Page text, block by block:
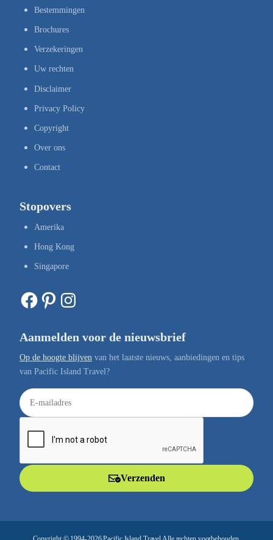
Bestemmingen
Brochures
Verzekeringen
Uw rechten
Disclaimer
Privacy Policy
Copyright
Over ons
Contact
Stopovers
Amerika
Hong Kong
Singapore
Facebook Pinterest Instagram
Aanmelden voor de nieuwsbrief
Op de hoogte blijven van het laatste nieuws, aanbiedingen en tips
van Pacific Island Travel?
E
-
a
Verzenden